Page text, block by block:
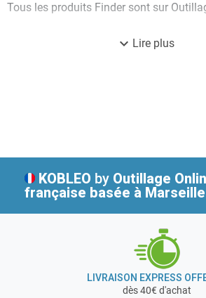
Tous les produits Finder sont sur
expand_more Lire plus
KOBLEO by Outillage
française basée à
LIVRAISON EXPRESS
dès 40€ d'achat